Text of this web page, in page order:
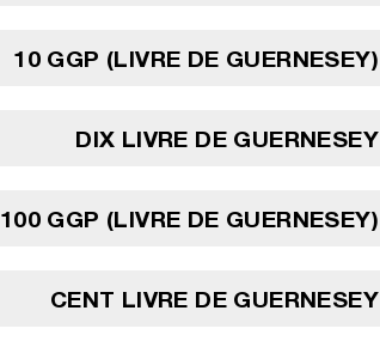
10 GGP (LIVRE DE GUERNESEY)
DIX LIVRE DE GUERNESEY
100 GGP (LIVRE DE GUERNESEY)
CENT LIVRE DE GUERNESEY